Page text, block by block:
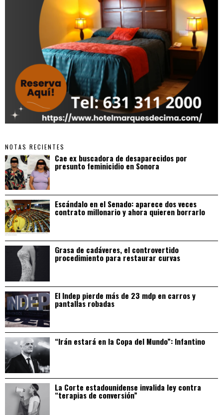
NOTAS RECIENTES
Cae ex buscadora de desaparecidos por
presunto feminicidio en Sonora
Escándalo en el Senado: aparece dos veces
contrato millonario y ahora quieren borrarlo
Grasa de cadáveres, el controvertido
procedimiento para restaurar curvas
El Indep pierde más de 23 mdp en carros y
pantallas robadas
“Irán estará en la Copa del Mundo”: Infantino
La Corte estadounidense invalida ley contra
“terapias de conversión”